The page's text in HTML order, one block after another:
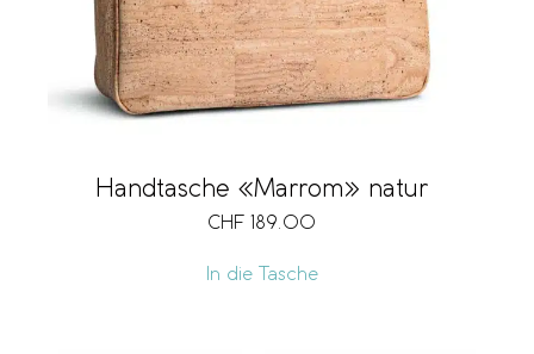
Handtasche «Marrom» natur
CHF 189.00
In die Tasche